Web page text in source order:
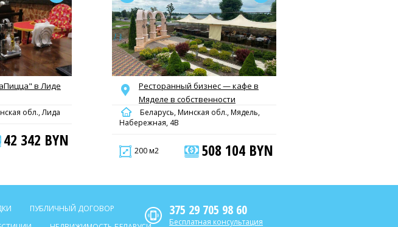
в Лиде
обл., Лида
42 342 BYN
Ресторанный бизнес — кафе в
Мяделе в собственности
Беларусь, Минская обл., Мядель,
Набережная, 4В
200 м2 508 104 BYN
ПУБЛИЧНЫЙ ДОГОВОР
375 29 705 98 60
Бесплатная консультация